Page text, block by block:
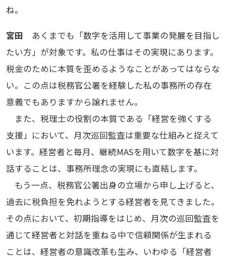
ね。
宮田 あくまでも「数字を活用して事業の発展を目指し
たい方」が対象です。私の仕事はその実現にあります。
税金のために本質を歪めるようなことがあってはならな
い。この点は税務官公署を経験した私の事務所の存在
意義でもありますから譲れません。
また、税理士の役割の本質である「経営を強くする
支援」において、月次巡回監査は重要な仕組みと捉えて
います。経営者と毎月、継続MASを用いて数字を基に対
話することは、事務所理念の実現にも直結します。
もう一点、税務官公署出身の立場から申し上げると、
過去に税負担を免れようとする経営者を見てきました。
その点において、初期指導をはじめ、月次の巡回監査を
通じて経営者と対話を重ねる中で信頼関係が生まれる
ことは、経営者の意識改革も生み、いわゆる「経営者